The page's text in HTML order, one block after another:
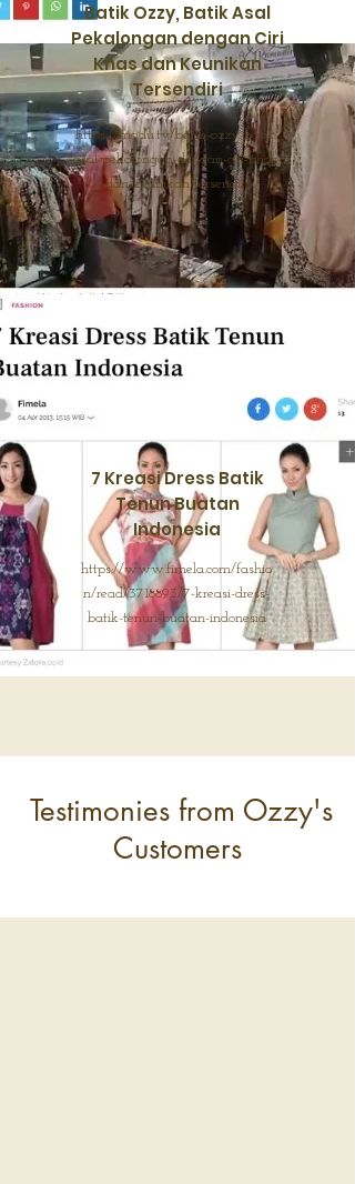
Batik Ozzy, Batik Asal
Pekalongan dengan Ciri
Khas dan Keunikan
Tersendiri
https://madu.tv/batik-ozzy-batik-
asal-pekalongan-dengan-ciri-khas-
dan-keunikan-tersendiri
7 Kreasi Dress Batik
Tenun Buatan
Indonesia
https://www.fimela.com/fashio
n/read/3718893/7-kreasi-dress-
batik-tenun-buatan-indonesia
Testimonies from Ozzy's
Customers